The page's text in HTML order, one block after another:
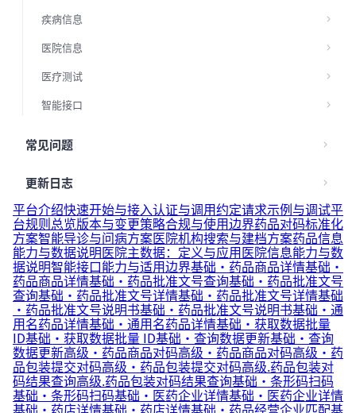
疾病信息
医院信息
医疗测试
智能接口
常见问题
更新日志
平台介绍快速开始与接入认证与调用约定请求示例与调试平
台规则总览版本与变更策略合规与使用边界药品对码标准化
方案智能导诊与问病方案医院机构搜索与建档方案药品信息
能力与数据说明医院主数据：定义与应用医院信息能力与数
据说明智能接口能力与适用边界基础·药品商品详情基础·
药品商品详情基础·药品批准文号查询基础·药品批准文号
查询基础·药品批准文号详情基础·药品批准文号详情基础
·药品批准文号说明书基础·药品批准文号说明书基础·通
用名药品详情基础·通用名药品详情基础·获取数据批量
ID基础·获取数据批量 ID基础·查询数据更新基础·查询
数据更新高级·药品商品对码高级·药品商品对码高级·药
品包装提交对码高级·药品包装提交对码高级.药品包装对
码结果查询高级.药品包装对码结果查询基础·条形码扫码
基础·条形码扫码基础·医药企业详情基础·医药企业详情
基础·药店详情基础·药店详情基础·药品经营企业匹配基